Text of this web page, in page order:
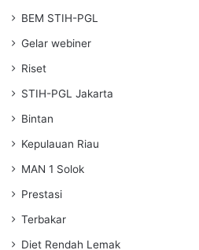
BEM STIH-PGL
Gelar webiner
Riset
STIH-PGL Jakarta
Bintan
Kepulauan Riau
MAN 1 Solok
Prestasi
Terbakar
Diet Rendah Lemak